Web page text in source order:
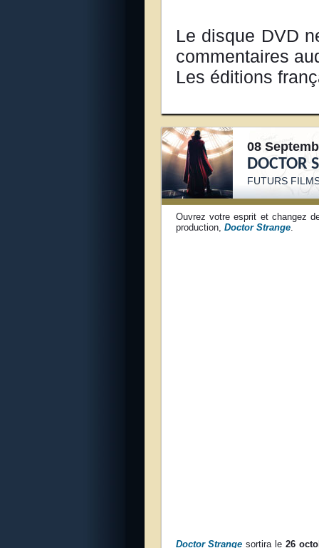
Le disque DVD
commentaires
Les éditions
08
DOCTOR
FUTURS
Ouvrez votre esprit et changez
production, Doctor Strange.
Doctor Strange sortira le 26